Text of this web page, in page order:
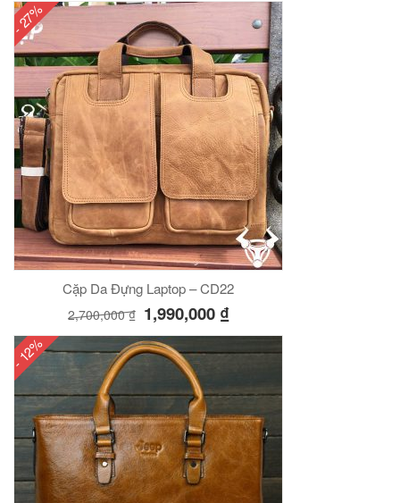
- 27%
Cặp Da Đựng Laptop – CD22
2,700,000₫ 1,990,000 ₫
- 12%